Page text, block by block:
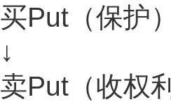
买Put（保护）
↓
卖Put（收权